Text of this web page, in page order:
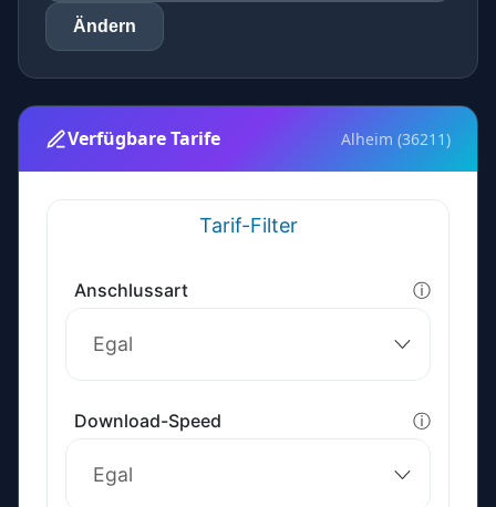
Ändern
Verfügbare Tarife Alheim (36211)